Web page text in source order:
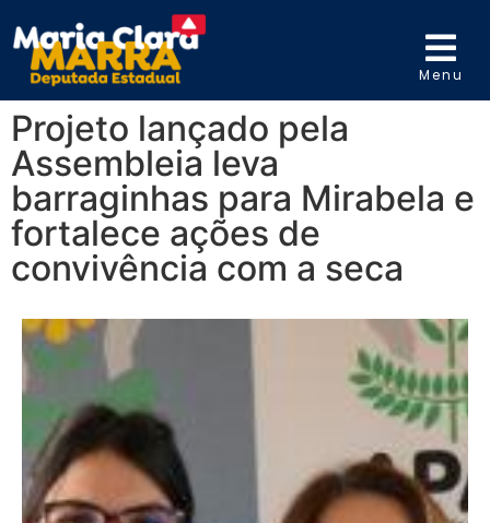
Menu
Projeto lançado pela
Assembleia leva
barraginhas para Mirabela e
fortalece ações de
convivência com a seca